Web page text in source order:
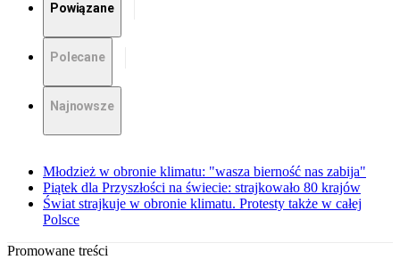
Powiązane
Polecane
Najnowsze
Młodzież w obronie klimatu: "wasza bierność nas zabija"
Piątek dla Przyszłości na świecie: strajkowało 80 krajów
Świat strajkuje w obronie klimatu. Protesty także w całej
Polsce
Promowane treści